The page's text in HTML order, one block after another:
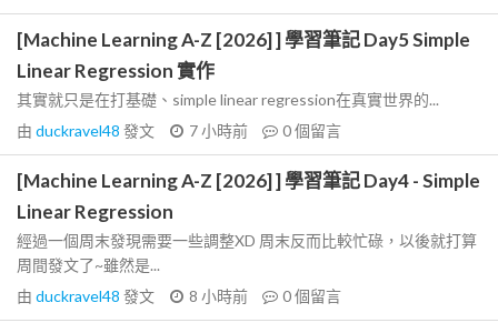
[Machine Learning A-Z [2026] ] 學習筆記 Day5 Simple
Linear Regression 實作
其實就只是在打基礎、simple linear regression在真實世界的...
由 duckravel48 發文 7 小時前 0個留言
[Machine Learning A-Z [2026] ] 學習筆記 Day4 - Simple
Linear Regression
經過一個周末發現需要一些調整XD 周末反而比較忙碌，以後就打算
周間發文了~雖然是...
由 duckravel48 發文 8 小時前 0個留言